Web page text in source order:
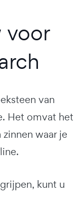
voor
van
Het omvat het
waar je
kunt u